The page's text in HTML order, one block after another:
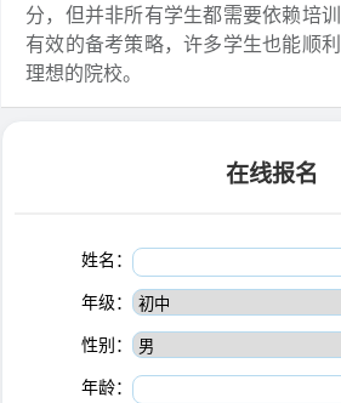
分，但并非所有学生都需要依赖培
有效的备考策略，许多学生也能顺
理想的院校。
在线报名
姓名：
年级：
性别：
年龄：